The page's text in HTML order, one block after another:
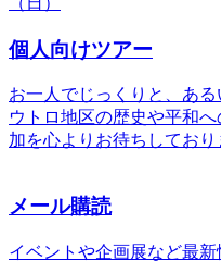
個人向けツアー
お一人でじっくりと、ある
ウトロ地区の歴史や平和
加を心よりお待ちしており
メール購読
イベントや企画展など最